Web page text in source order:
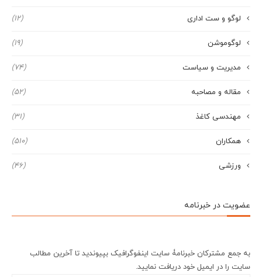
لوگو و ست اداری (12)
لوگوموشن (19)
مدیریت و سیاست (74)
مقاله و مصاحبه (52)
مهندسی کاغذ (31)
همکاران (510)
ورزشی (46)
عضویت در خبرنامه
به جمع مشترکان خبرنامۀ سایت اینفوگرافیک بپیوندید تا آخرین مطالب
سایت را در ایمیل خود دریافت نمایید.